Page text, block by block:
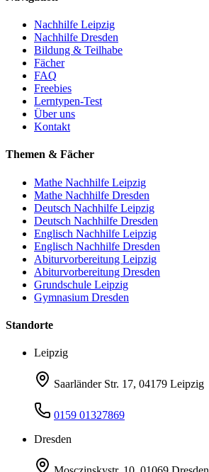
Nachhilfe Leipzig
Nachhilfe Dresden
Bildung & Teilhabe
Fächer
FAQ
Freebies
Lerntypen-Test
Über uns
Kontakt
Themen & Fächer
Mathe Nachhilfe Leipzig
Mathe Nachhilfe Dresden
Deutsch Nachhilfe Leipzig
Deutsch Nachhilfe Dresden
Englisch Nachhilfe Leipzig
Englisch Nachhilfe Dresden
Abiturvorbereitung Leipzig
Abiturvorbereitung Dresden
Grundschule Leipzig
Gymnasium Dresden
Standorte
Leipzig
Saarländer Str. 17, 04179 Leipzig
0159 01327869
Dresden